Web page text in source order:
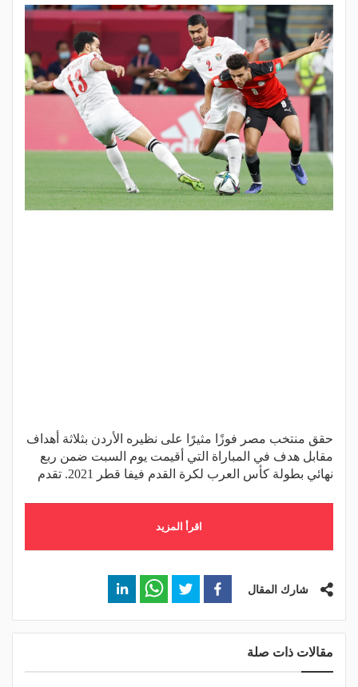
حقق منتخب مصر فوزًا مثيرًا على نظيره الأردن بثلاثة أهداف
مقابل هدف في المباراة التي أقيمت يوم السبت ضمن ربع
نهائي بطولة كأس العرب لكرة القدم فيفا قطر 2021. تقدم
اقرأ المزيد
شارك المقال
مقالات ذات صلة